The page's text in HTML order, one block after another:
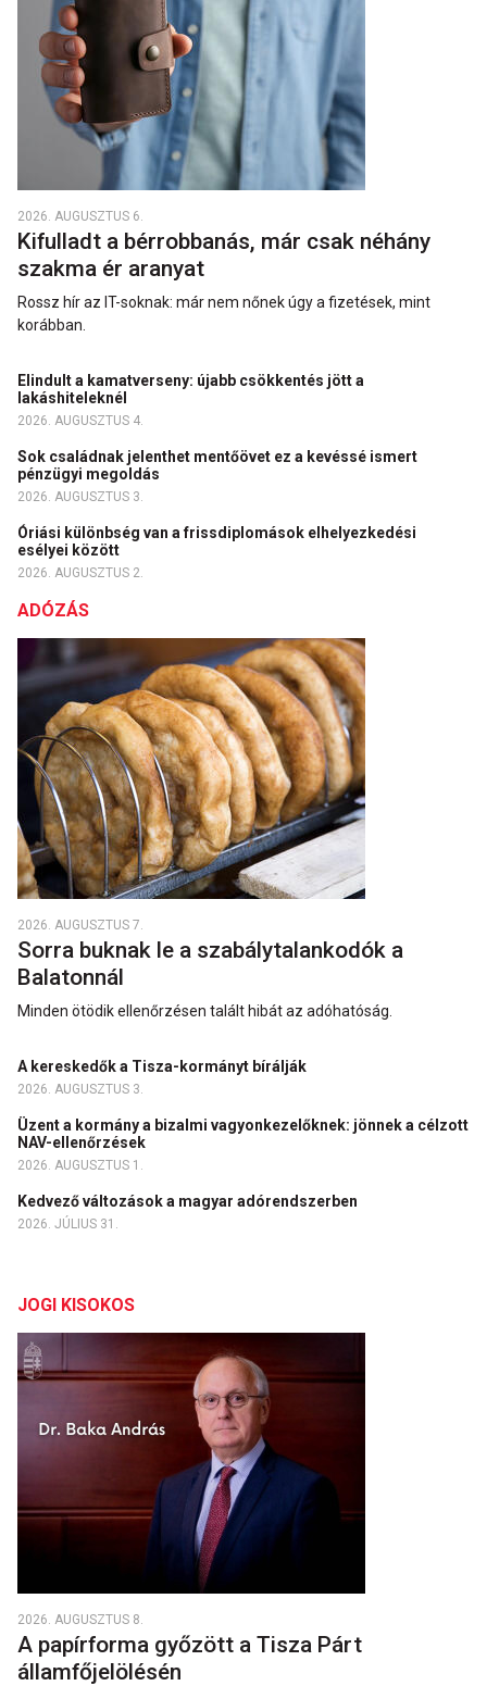
2026. AUGUSZTUS 6.
Kifulladt a bérrobbanás, már csak néhány
szakma ér aranyat
Rossz hír az IT-soknak: már nem nőnek úgy a fizetések, mint
korábban.
Elindult a kamatverseny: újabb csökkentés jött a
lakáshiteleknél
2026. AUGUSZTUS 4.
Sok családnak jelenthet mentőövet ez a kevéssé ismert
pénzügyi megoldás
2026. AUGUSZTUS 3.
Óriási különbség van a frissdiplomások elhelyezkedési
esélyei között
2026. AUGUSZTUS 2.
ADÓZÁS
2026. AUGUSZTUS 7.
Sorra buknak le a szabálytalankodók a
Balatonnál
Minden ötödik ellenőrzésen talált hibát az adóhatóság.
A kereskedők a Tisza-kormányt bírálják
2026. AUGUSZTUS 3.
Üzent a kormány a bizalmi vagyonkezelőknek: jönnek a célzott
NAV-ellenőrzések
2026. AUGUSZTUS 1.
Kedvező változások a magyar adórendszerben
2026. JÚLIUS 31.
JOGI KISOKOS
2026. AUGUSZTUS 8.
A papírforma győzött a Tisza Párt
államfőjelölésén